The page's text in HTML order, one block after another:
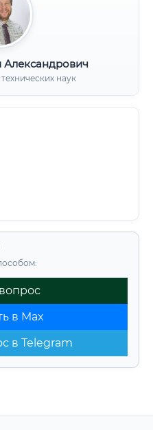
Александрович
наук
в Max
в Telegram